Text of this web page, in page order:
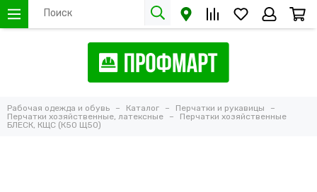
Рабочая одежда и обувь Каталог
Перчатки и рукавицы
Перчатки хозяйственные, латексные
Перчатки хозяйственные
БЛЕСК, КЩС (К50 Щ50)